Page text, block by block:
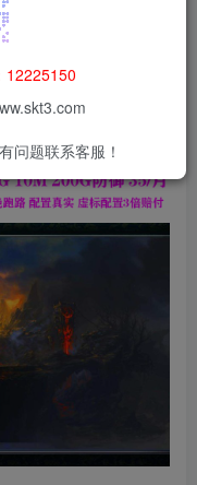
业运营与违法、侵权
12225150
有问题联系客服！